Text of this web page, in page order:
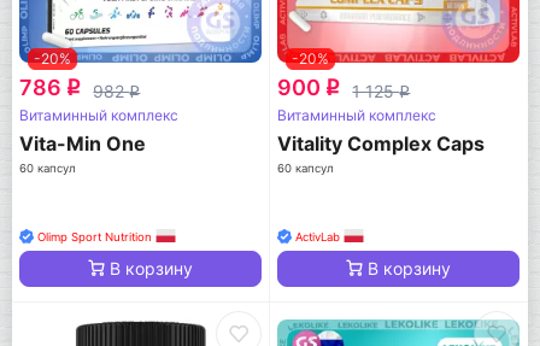
-20%
786 q 982q
Витаминный комплекс
Vita-Min One
60 капсул
Olimp Sport Nutrition
В корзину
-20%
900 q 1 125q
Витаминный комплекс
Vitality Complex Caps
60 капсул
ActivLab
В корзину